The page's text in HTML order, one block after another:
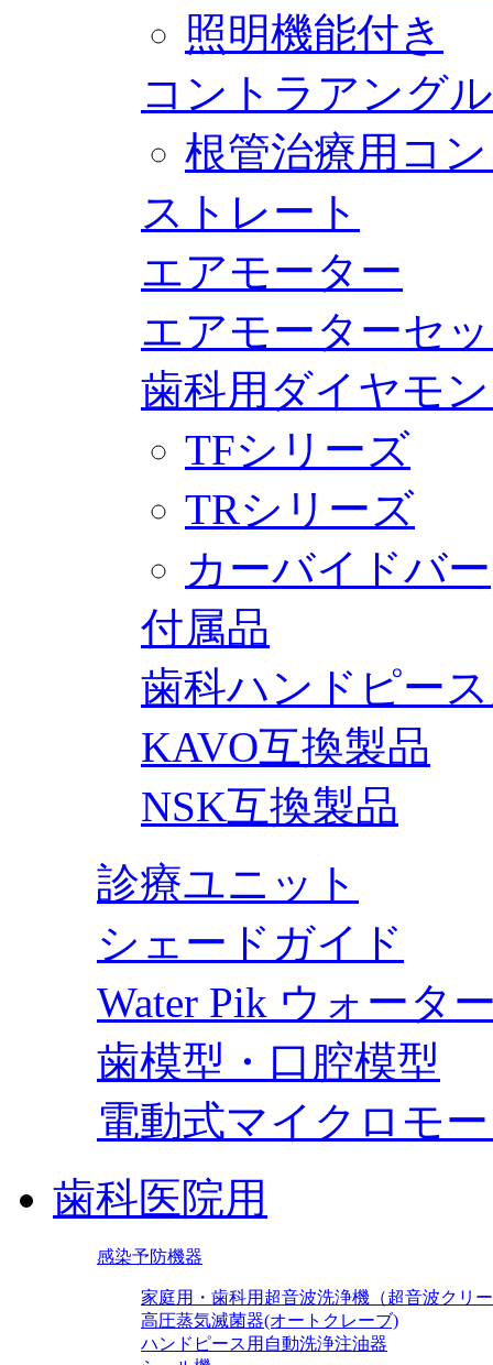
照明機能付き
コントラアングル
根管治療用コ
ストレート
エアモーター
エアモーターセ
歯科用ダイヤモ
TFシリーズ
TRシリーズ
カーバイドバー
付属品
歯科ハンドピー
KAVO互換製品
NSK互換製品
診療ユニット
シェードガイド
Water Pik ウォータ
歯模型・口腔模型
電動式マイクロモ
歯科医院用
感染予防機器
家庭用・歯科用超音波洗浄機（超音波クリ
高圧蒸気滅菌器(オートクレーブ)
ハンドピース用自動洗浄注油器